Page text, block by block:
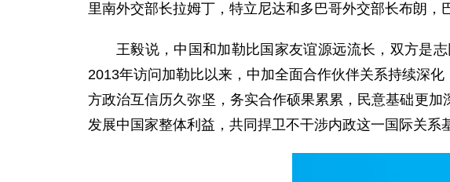
里南外交部长拉姆丁，特立尼达和多巴哥外交部长布朗，
王毅说，中国和加勒比国家友谊源远流长，双方是
2013年访问加勒比以来，中加全面合作伙伴关系持续深
方政治互信历久弥坚，务实合作硕果累累，民意基础更
发展中国家整体利益，共同捍卫不干涉内政这一国际关系